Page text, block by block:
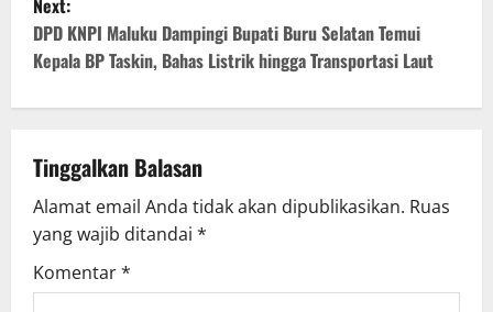
Next:
DPD KNPI Maluku Dampingi Bupati Buru Selatan Temui
Kepala BP Taskin, Bahas Listrik hingga Transportasi Laut
Tinggalkan Balasan
Alamat email Anda tidak akan dipublikasikan. Ruas
yang wajib ditandai *
Komentar*